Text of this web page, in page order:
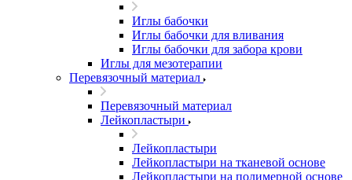
Иглы бабочки
Иглы бабочки для вливания
Иглы бабочки для забора крови
Иглы для мезотерапии
Перевязочный материал
Перевязочный материал
Лейкопластыри
Лейкопластыри
Лейкопластыри на тканевой основе
Лейкопластыри на полимерной основе